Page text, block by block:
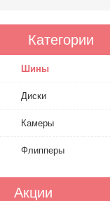
Категории
Шины
Диски
Камеры
Флипперы
Акции